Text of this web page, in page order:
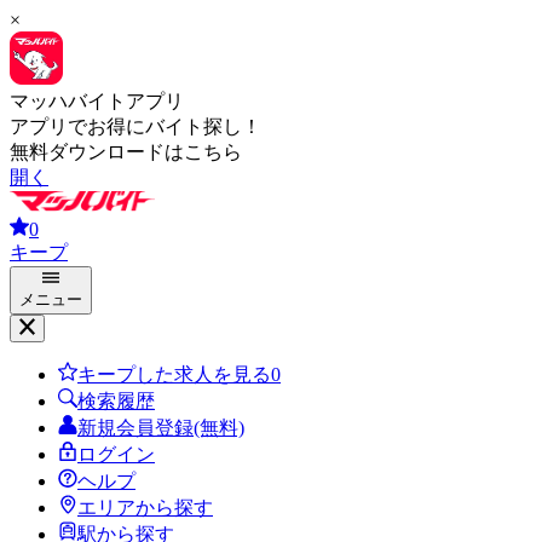
×
マッハバイトアプリ
アプリでお得にバイト探し！
無料ダウンロードはこちら
開く
0
キープ
メニュー
キープした求人を見る0
検索履歴
新規会員登録(無料)
ログイン
ヘルプ
エリアから探す
駅から探す